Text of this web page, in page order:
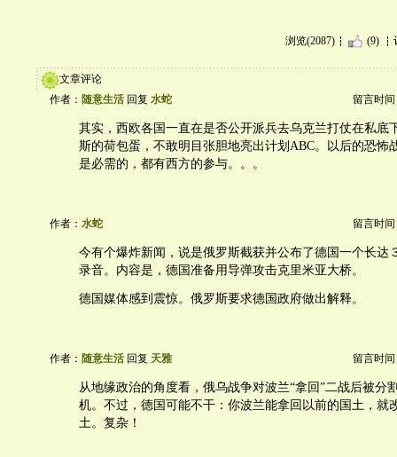
浏览(2087) (9)
文章评论
作者： 随意生活 回复 水蛇 留言时间
其实，西欧各国一直在是否公开派兵去乌克兰打仗在私底
斯的荷包蛋，不敢明目张胆地亮出计划ABC。以后的恐怖
是必需的，都有西方的参与。。。
作者： 水蛇 留言时间
今有个爆炸新闻，说是俄罗斯截获并公布了德国一个长达
录音。内容是，德国准备用导弹攻击克里米亚大桥。
德国媒体感到震惊。俄罗斯要求德国政府做出解释。
作者： 随意生活 回复 天雅 留言时间
从地缘政治的角度看，俄乌战争对波兰“拿回”二战后被分
机。不过，德国可能不干：你波兰能拿回以前的国土，就
土。复杂！